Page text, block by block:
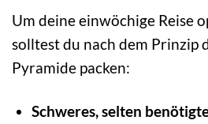
Um deine einwöchige Reise
solltest du nach dem Prinzip
Pyramide packen:
Schweres, selten